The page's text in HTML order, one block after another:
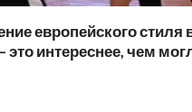
европейского стиля
это интереснее, чем